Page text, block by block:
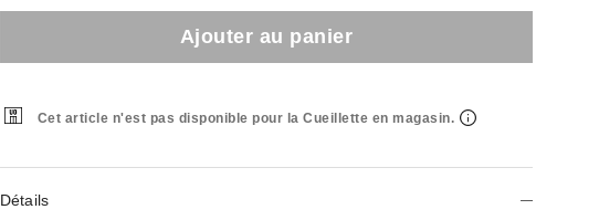
Ajouter au panier
Cet article n'est pas disponible pour la Cueillette en magasin.
Détails